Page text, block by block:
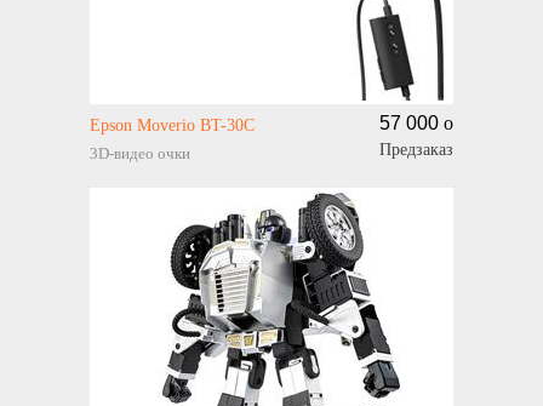
Epson Moverio BT-30C
3D-видео очки
57 000 o
Предзаказ